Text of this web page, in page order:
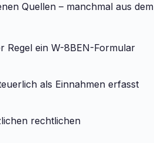
Quellen – manchmal aus dem
Regel ein W-8BEN-Formular
als Einnahmen erfasst
rechtlichen